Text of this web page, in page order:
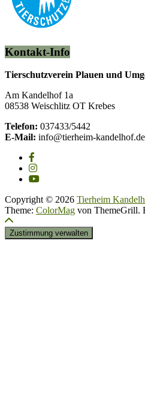
Kontakt-Info
Tierschutzverein Plauen und
Am Kandelhof 1a
08538 Weischlitz OT Krebes
Telefon: 037433/5442
E-Mail: info@tierheim-kandelhof.de
Copyright © 2026 Tierheim
Theme: ColorMag von ThemeGrill.
Zustimmung verwalten